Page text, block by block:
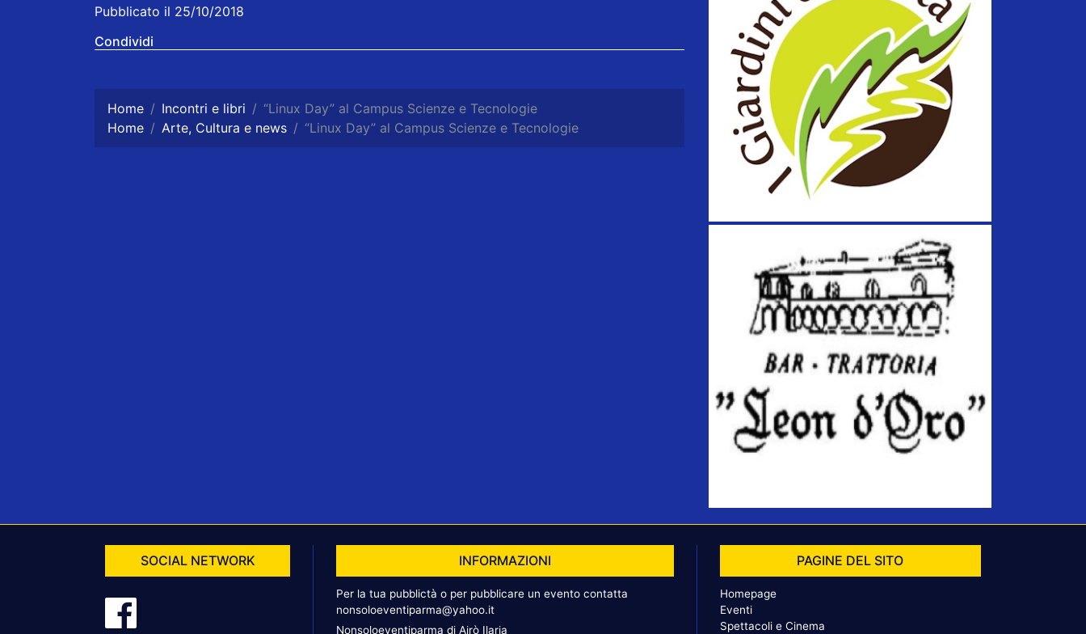
Pubblicato il 25/10/2018
Condividi
Home Incontri e libri
“Linux Day” al Campus Scienze e Tecnologie
Home
Arte, Cultura e news “Linux Day” al Campus Scienze e Tecnologie
SOCIAL NETWORK INFORMAZIONI
Per la tua pubblictà o per pubblicare un evento contatta
nonsoloeventiparma@yahoo.it
Nonsoloeventiparma di Airò Ilaria
PAGINE DEL SITO
Homepage
Eventi
Spettacoli e Cinema